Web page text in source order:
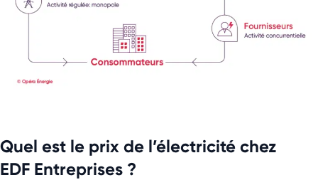
Quel est le prix de l’électricité chez
EDF Entreprises ?